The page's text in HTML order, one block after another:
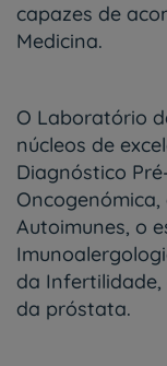
capazes de
Medicina.
O Laboratório
núcleos de
Diagnóstico
Autoimunes, o
da Infertilidade,
da próstata.